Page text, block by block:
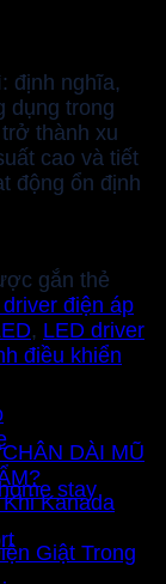
stay
định nghĩa,
dụng trong
thành xu
cao và tiết
động ổn định
gắn thẻ
điện áp
, LED driver
điều khiển
DÀI MŨ
Kanada
Giật Trong